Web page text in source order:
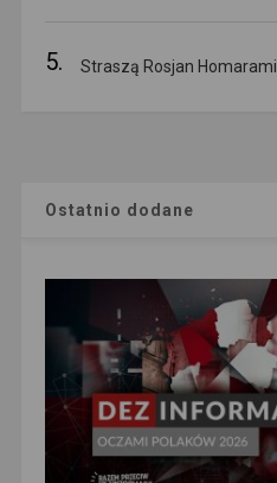
5. Straszą Rosjan Homarami
Ostatnio dodane